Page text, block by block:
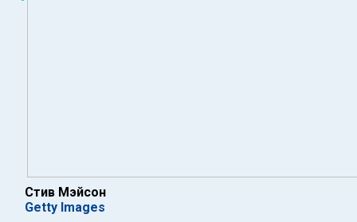
Стив Мэйсон
Getty Images